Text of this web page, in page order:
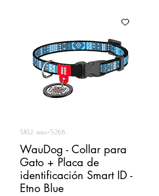
SKU: wau-5266
WauDog - Collar para
Gato + Placa de
identificación Smart ID -
Etno Blue